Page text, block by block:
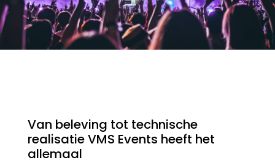
Van beleving tot technische
realisatie VMS Events heeft het
allemaal